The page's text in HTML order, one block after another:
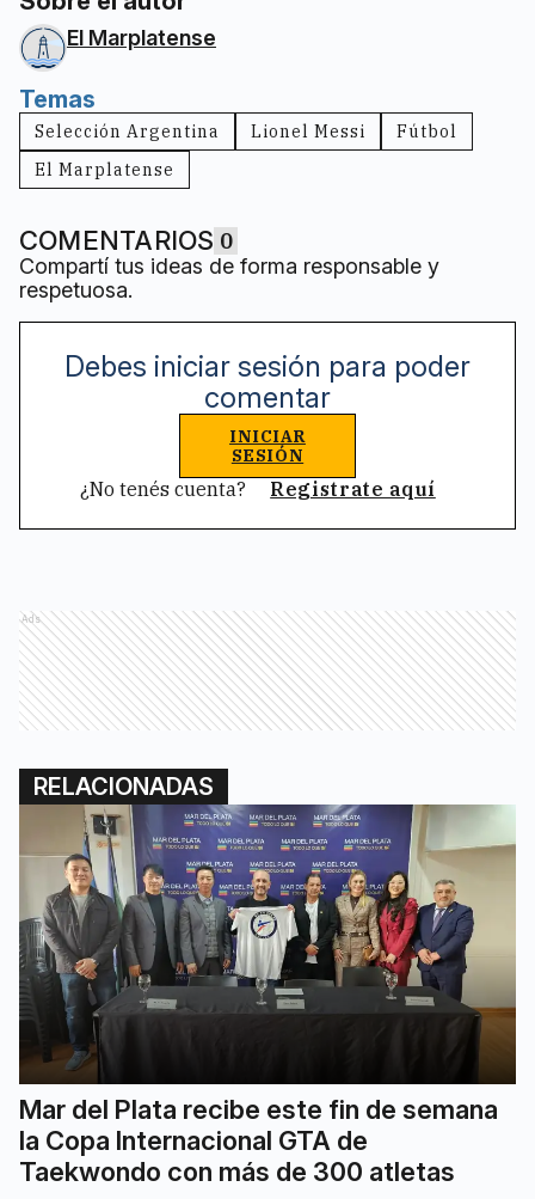
El Marplatense
Temas
Selección Argentina Lionel Messi
Fútbol
El Marplatense
COMENTARIOS 0
Compartí tus ideas de forma responsable y
respetuosa.
Debes iniciar sesión para poder
comentar
INICIAR
SESIÓN
¿No tenés cuenta? Registrate aquí
Ads
RELACIONADAS
Mar del Plata recibe este fin de semana
la Copa Internacional GTA de
Taekwondo con más de 300 atletas